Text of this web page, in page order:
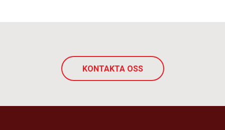
KONTAKTA OSS